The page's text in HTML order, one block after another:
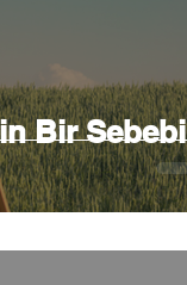
Bir Sebebi